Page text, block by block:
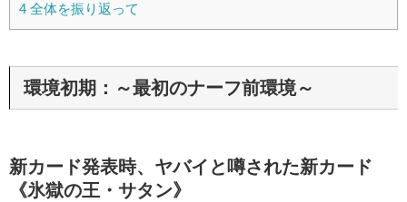
4 全体を振り返って
環境初期：～最初のナーフ前環境～
新カード発表時、ヤバイと噂された新カード
《氷獄の王・サタン》